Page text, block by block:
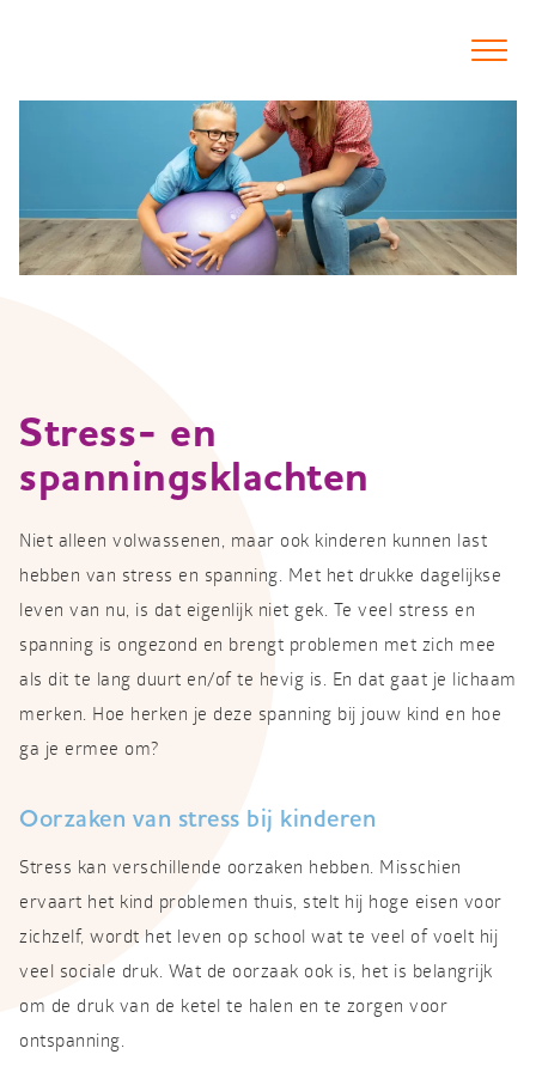
Stress- en
spanningsklachten
Niet alleen volwassenen, maar ook kinderen kunnen last
hebben van stress en spanning. Met het drukke dagelijkse
leven van nu, is dat eigenlijk niet gek. Te veel stress en
spanning is ongezond en brengt problemen met zich mee
als dit te lang duurt en/of te hevig is. En dat gaat je lichaam
merken. Hoe herken je deze spanning bij jouw kind en hoe
ga je ermee om?
Oorzaken van stress bij kinderen
Stress kan verschillende oorzaken hebben. Misschien
ervaart het kind problemen thuis, stelt hij hoge eisen voor
zichzelf, wordt het leven op school wat te veel of voelt hij
veel sociale druk. Wat de oorzaak ook is, het is belangrijk
om de druk van de ketel te halen en te zorgen voor
ontspanning.